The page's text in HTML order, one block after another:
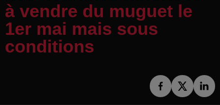
à vendre du muguet le
1er mai mais sous
conditions